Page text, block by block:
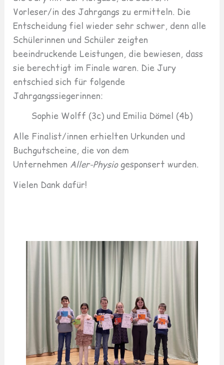
Vorleser/in des Jahrgangs zu ermitteln. Die
Entscheidung fiel wieder sehr schwer, denn alle
Schülerinnen und Schüler zeigten
beeindruckende Leistungen, die bewiesen, dass
sie berechtigt im Finale waren. Die Jury
entschied sich für folgende
Jahrgangssiegerinnen:
Sophie Wolff (3c) und Emilia Dömel (4b)
Alle Finalist/innen erhielten Urkunden und
Buchgutscheine, die von dem
Unternehmen Aller-Physiogesponsert wurden.
Vielen Dank dafür!